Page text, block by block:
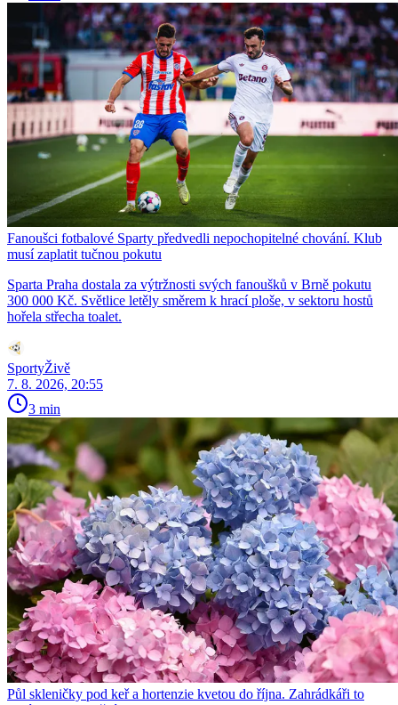
Fanoušci fotbalové Sparty předvedli nepochopitelné chování. Klub
musí zaplatit tučnou pokutu
Sparta Praha dostala za výtržnosti svých fanoušků v Brně pokutu
300 000 Kč. Světlice letěly směrem k hrací ploše, v sektoru hostů
hořela střecha toalet.
SportyŽivě
7. 8. 2026, 20:55
3 min
Půl skleničky pod keř a hortenzie kvetou do října. Zahrádkáři to